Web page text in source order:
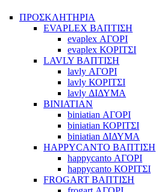
ΠΡΟΣΚΛΗΤΗΡΙΑ
EVAPLEX ΒΑΠΤΙΣΗ
evaplex ΑΓΟΡΙ
evaplex ΚΟΡΙΤΣΙ
LAVLY ΒΑΠΤΙΣΗ
lavly ΑΓΟΡΙ
lavly ΚΟΡΙΤΣΙ
lavly ΔΙΔΥΜΑ
BINIATIAN
biniatian ΑΓΟΡΙ
biniatian ΚΟΡΙΤΣΙ
biniatian ΔΙΔΥΜΑ
HAPPYCANTO ΒΑΠΤΙΣΗ
happycanto ΑΓΟΡΙ
happycanto ΚΟΡΙΤΣΙ
FROGART ΒΑΠΤΙΣΗ